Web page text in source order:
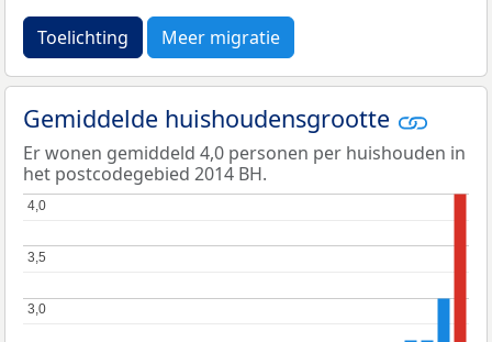
Toelichting Meer migratie
Gemiddelde huishoudensgrootte
Er wonen gemiddeld 4,0 personen per huishouden in
het postcodegebied 2014 BH.
3,0
3,0
3,5
3,5
4,0
4,0